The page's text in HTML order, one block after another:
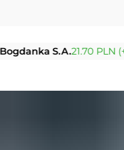
S.A.21.70 PLN (+0.45%)